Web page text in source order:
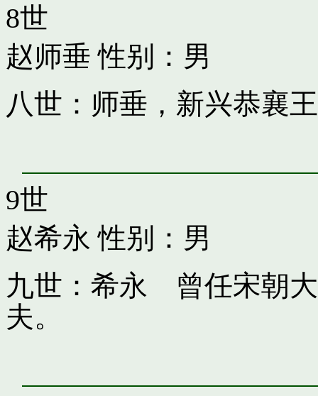
8世
赵师垂 性别：男
八世：师垂，新兴恭襄王
9世
赵希永 性别：男
九世：希永 曾任宋朝
夫。